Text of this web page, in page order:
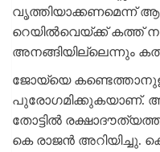
വൃത്തിയാക്കണമെന്ന്
റെയില്‍വെയ്ക്ക് കത്ത്
അനങ്ങിയില്ലെന്നും
ജോയ്‌യെ
പുരോഗമിക്കുകയാണ്.
തോട്ടില്‍
കെ രാജന്‍ അറിയിച്ചു.